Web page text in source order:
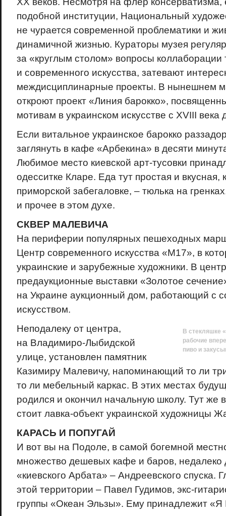
подобной институции, Национальный
не чурается современной проблематики и
динамичной жизнью. Кураторы музея
за «круглым столом» вопросы коллаборации
и современного искусства, затевают
междисциплинарные проекты. В нынешнем
откроют проект «Линия барокко»,
мотивам в украинском искусстве с XVIII
Если витальное украинское барокко
заглянуть в кафе «Арбекина» в десяти
Любимое место киевской арт-тусовки
одесситке Кларе. Еда тут простая и вкусная,
приморской забегаловке, – тюлька на
и прочее в этом духе.
СКВЕР МАЛЕВИЧА
На периферии популярных пешеходных
Центр современного искусства «М17», в
украинские и зарубежные художники. В
предаукционные выставки «Золотое
на Украине аукционный дом, работающий с
искусством.
В стекляшке
рабочие
пиво и
Неподалеку от центра,
на Владимиро-Лыбидской
улице, установлен памятник
Казимиру Малевичу, напоминающий то ли
то ли мебельный каркас. В этих местах
родился и окончил начальную школу. Тут же
стоит лавка-объект украинской художницы
КАРАСЬ И ПОПУГАЙ
И вот вы на Подоле, в самой богемной
множество дешевых кафе и баров, недалеко
«киевского Арбата» – Андреевского спуска.
этой территории – Павел Гудимов, экс-
группы «Океан Эльзы». Ему принадлежит «Я